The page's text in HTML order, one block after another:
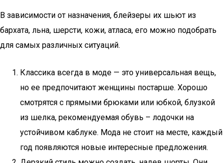
В зависимости от назначения, блейзеры их шьют из
бархата, льна, шерсти, кожи, атласа, его можно подобрать
для самых различных ситуаций.
Классика всегда в моде — это универсальная вещь,
но ее предпочитают женщины постарше. Хорошо
смотрятся с прямыми брюками или юбкой, блузкой
из шелка, рекомендуемая обувь – лодочки на
устойчивом каблуке. Мода не стоит на месте, каждый
год появляются новые интересные предложения.